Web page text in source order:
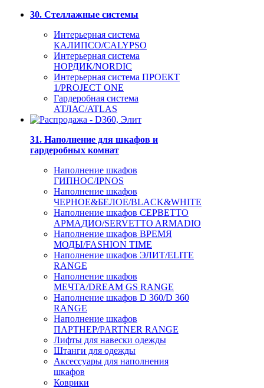
30. Стеллажные системы
Интерьерная система
КАЛИПСО/CALYPSO
Интерьерная система
НОРДИК/NORDIC
Интерьерная система ПРОЕКТ
1/PROJECT ONE
Гардеробная система
АТЛАС/ATLAS
31. Наполнение для шкафов и
гардеробных комнат
Наполнение шкафов
ГИПНОС/IPNOS
Наполнение шкафов
ЧЕРНОЕ&БЕЛОЕ/BLACK&WHITE
Наполнение шкафов СЕРВЕТТО
АРМАДИО/SERVETTO ARMADIO
Наполнение шкафов ВРЕМЯ
МОДЫ/FASHION TIME
Наполнение шкафов ЭЛИТ/ELITE
RANGE
Наполнение шкафов
МЕЧТА/DREAM GS RANGE
Наполнение шкафов D 360/D 360
RANGE
Наполнение шкафов
ПАРТНЕР/PARTNER RANGE
Лифты для навески одежды
Штанги для одежды
Аксессуары для наполнения
шкафов
Коврики